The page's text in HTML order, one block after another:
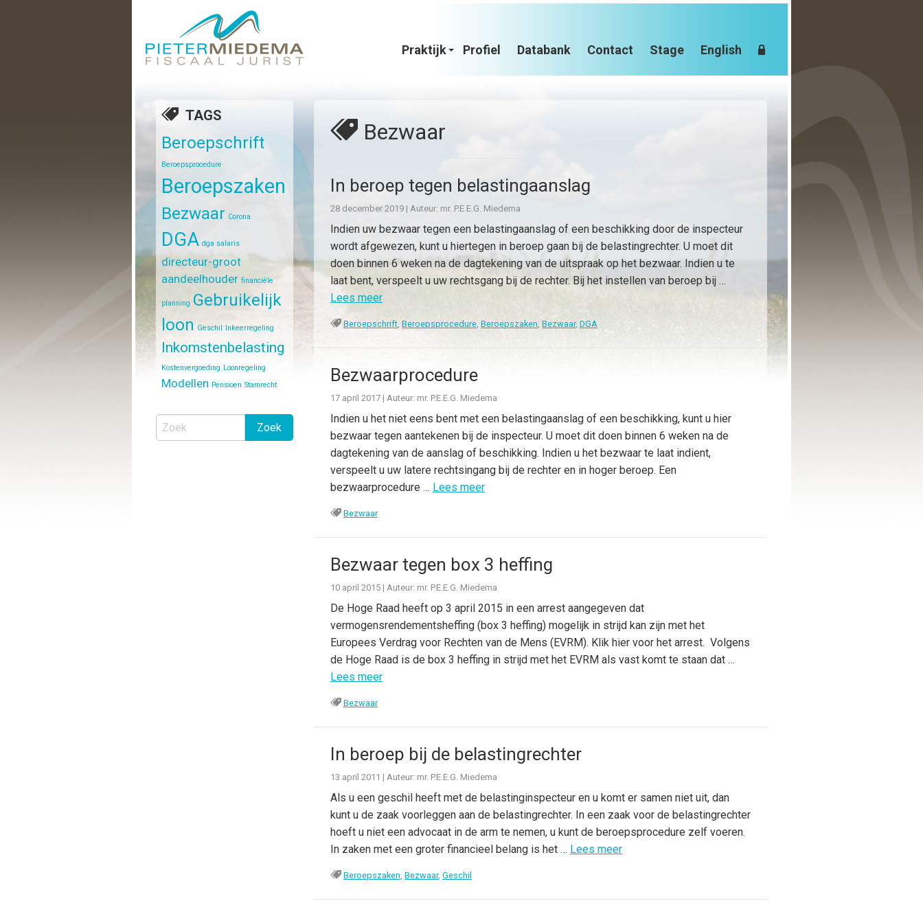
Praktijk Profiel Databank Contact Stage English
Bezwaar
In beroep tegen belastingaanslag
28 december 2019 | Auteur: mr. P.E.E.G. Miedema
Indien uw bezwaar tegen een belastingaanslag of een beschikking door de inspecteur
wordt afgewezen, kunt u hiertegen in beroep gaan bij de belastingrechter. U moet dit
doen binnen 6 weken na de dagtekening van de uitspraak op het bezwaar. Indien u te
laat bent, verspeelt u uw rechtsgang bij de rechter. Bij het instellen van beroep bij …
Lees meer
Beroepschrift, Beroepsprocedure, Beroepszaken, Bezwaar, DGA
Bezwaarprocedure
17 april 2017 | Auteur: mr. P.E.E.G. Miedema
Indien u het niet eens bent met een belastingaanslag of een beschikking, kunt u hier
bezwaar tegen aantekenen bij de inspecteur. U moet dit doen binnen 6 weken na de
dagtekening van de aanslag of beschikking. Indien u het bezwaar te laat indient,
verspeelt u uw latere rechtsingang bij de rechter en in hoger beroep. Een
bezwaarprocedure … Lees meer
Bezwaar
Bezwaar tegen box 3 heffing
10 april 2015 | Auteur: mr. P.E.E.G. Miedema
De Hoge Raad heeft op 3 april 2015 in een arrest aangegeven dat
vermogensrendementsheffing (box 3 heffing) mogelijk in strijd kan zijn met het
Europees Verdrag voor Rechten van de Mens (EVRM). Klik hier voor het arrest. Volgens
de Hoge Raad is de box 3 heffing in strijd met het EVRM als vast komt te staan dat …
Lees meer
Bezwaar
In beroep bij de belastingrechter
13 april 2011 | Auteur: mr. P.E.E.G. Miedema
Als u een geschil heeft met de belastinginspecteur en u komt er samen niet uit, dan
kunt u de zaak voorleggen aan de belastingrechter. In een zaak voor de belastingrechter
hoeft u niet een advocaat in de arm te nemen, u kunt de beroepsprocedure zelf voeren.
In zaken met een groter financieel belang is het … Lees meer
Beroepszaken, Bezwaar, Geschil
TAGS
Beroepschrift
Beroepsprocedure
Beroepszaken
Bezwaar Corona
DGA dga salaris
directeur-groot
aandeelhouder financiële
planning Gebruikelijk
loon Geschil Inkeerregeling
Inkomstenbelasting
Kostenvergoeding Loonregeling
Modellen Pensioen Stamrecht